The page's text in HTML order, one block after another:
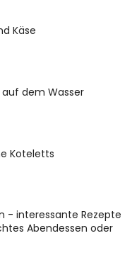
Käse
dem Wasser
Koteletts
- interessante Rezepte
Abendessen oder